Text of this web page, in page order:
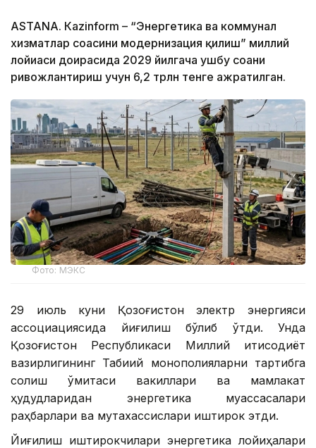
ASTANА. Кazinform – “Энергетика ва коммунал
хизматлар соҳасини модернизация қилиш” миллий
лойиҳаси доирасида 2029 йилгача ушбу соҳани
ривожлантириш учун 6,2 трлн тенге ажратилган.
Фото: МЭКС
29 июль куни Қозоғистон электр энергияси
ассоциациясида йиғилиш бўлиб ўтди. Унда
Қозоғистон Республикаси Миллий иқтисодиёт
вазирлигининг Табиий монополияларни тартибга
солиш қўмитаси вакиллари ва мамлакат
ҳудудларидан энергетика муассасалари
раҳбарлари ва мутахассислари иштирок этди.
Йиғилиш иштирокчилари энергетика лойиҳалари